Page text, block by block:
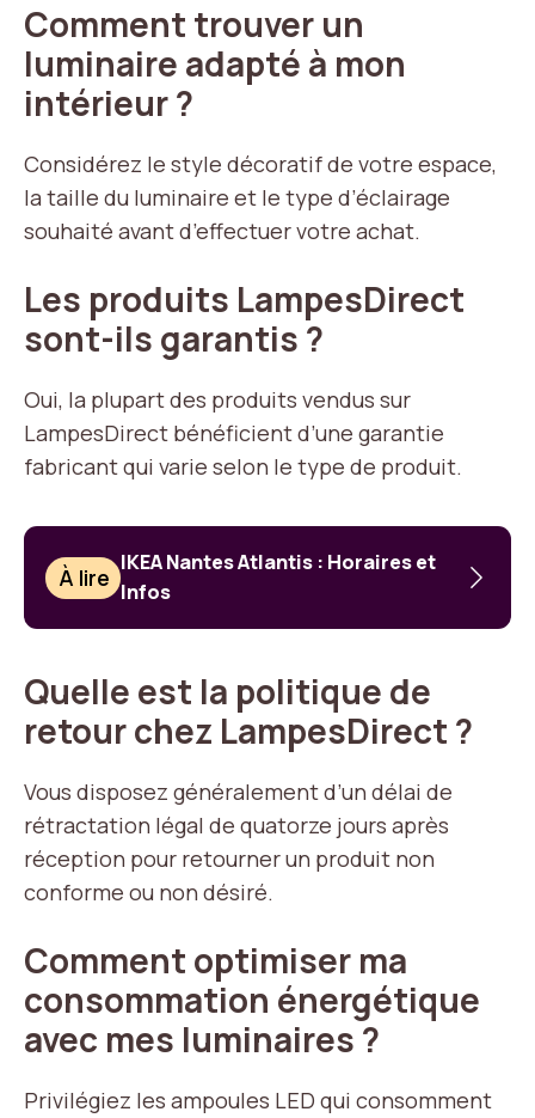
Comment trouver un
luminaire adapté à mon
intérieur ?
Considérez le style décoratif de votre espace,
la taille du luminaire et le type d’éclairage
souhaité avant d’effectuer votre achat.
Les produits LampesDirect
sont-ils garantis ?
Oui, la plupart des produits vendus sur
LampesDirect bénéficient d’une garantie
fabricant qui varie selon le type de produit.
À lire
IKEA Nantes Atlantis : Horaires et
Infos
Quelle est la politique de
retour chez LampesDirect ?
Vous disposez généralement d’un délai de
rétractation légal de quatorze jours après
réception pour retourner un produit non
conforme ou non désiré.
Comment optimiser ma
consommation énergétique
avec mes luminaires ?
Privilégiez les ampoules LED qui consomment